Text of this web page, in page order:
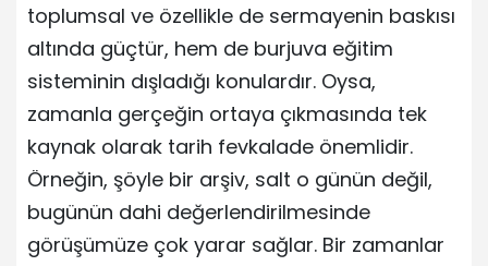
toplumsal ve özellikle de sermayenin baskısı
altında güçtür, hem de burjuva eğitim
sisteminin dışladığı konulardır. Oysa,
zamanla gerçeğin ortaya çıkmasında tek
kaynak olarak tarih fevkalade önemlidir.
Örneğin, şöyle bir arşiv, salt o günün değil,
bugünün dahi değerlendirilmesinde
görüşümüze çok yarar sağlar. Bir zamanlar